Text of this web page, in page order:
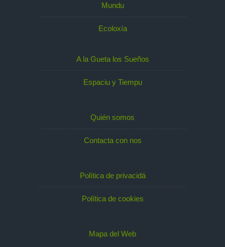
Mundu
Ecoloxía
A la Gueta los Sueños
Espaciu y Tiempu
Quién somos
Contacta con nos
Política de privacidá
Política de cookies
Mapa del Web